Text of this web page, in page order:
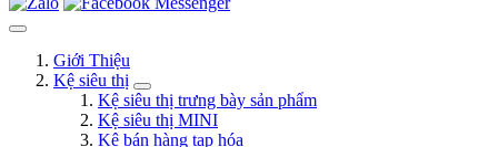
Giới Thiệu
Kệ siêu thị
Kệ siêu thị trưng bày sản phẩm
Kệ siêu thị MINI
Kệ bán hàng tạp hóa